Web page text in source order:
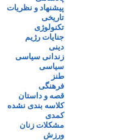
پیشنهاد و نظریات
تاریخی
تکنولوژی
جنایات رژیم
دینی
زندانی سیاسی
سیاسی
طنز
فرهنگی
قصه و داستان
کلاسه بندی نشده
کمدی
مشکلات زنان
ورزش